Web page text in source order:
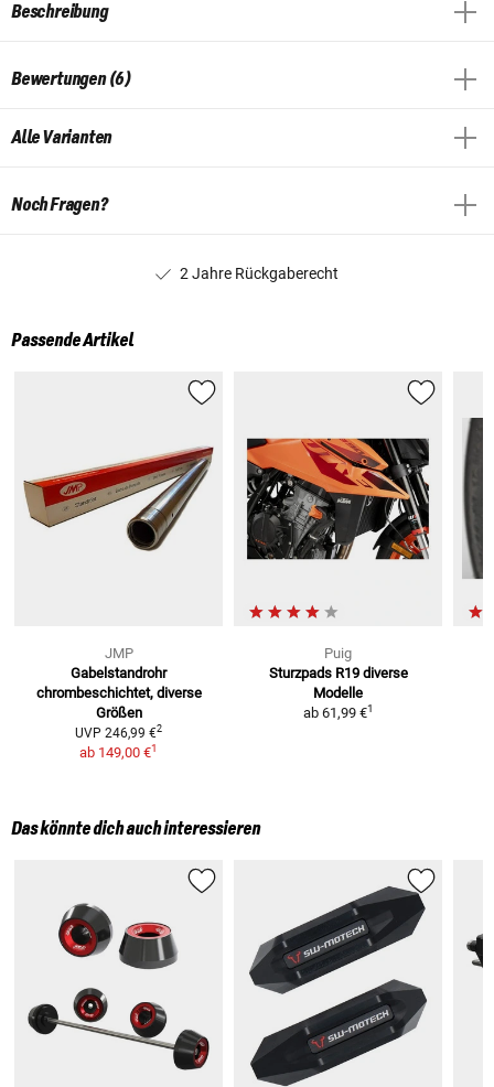
Beschreibung
Bewertungen (6)
Alle Varianten
Noch Fragen?
2 Jahre Rückgaberecht
Passende Artikel
JMP
Gabelstandrohr
chrombeschichtet, diverse
Größen
UVP 246,99 €2
ab 149,00 €1
Puig
Sturzpads R19 diverse
Modelle
ab 61,99 €1
Das könnte dich auch interessieren